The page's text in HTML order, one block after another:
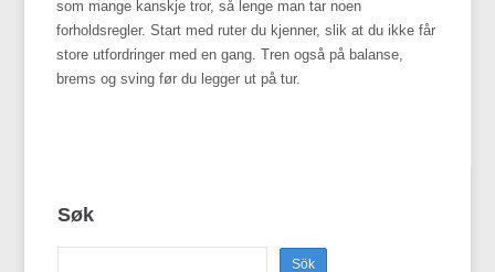
som mange kanskje tror, så lenge man tar noen
forholdsregler. Start med ruter du kjenner, slik at du ikke får
store utfordringer med en gang. Tren også på balanse,
brems og sving før du legger ut på tur.
Søk